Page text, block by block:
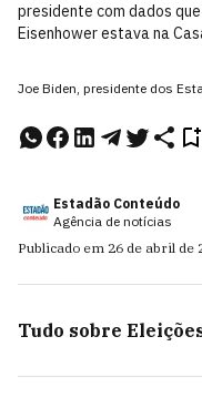
presidente com dados
Eisenhower estava na
Joe Biden, presidente dos
Estadão Conteúdo
Agência de notícias
Publicado em 26 de abril de
Tudo sobre